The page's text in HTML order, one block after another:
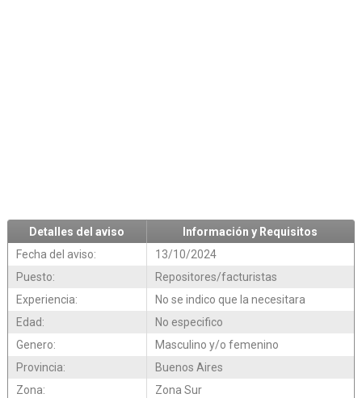
Detalles del aviso
Información y Requisitos
Fecha del aviso:
13/10/2024
Puesto:
Repositores/facturistas
Experiencia:
No se indico que la necesitara
Edad:
No especifico
Genero:
Masculino y/o femenino
Provincia:
Buenos Aires
Zona:
Zona Sur